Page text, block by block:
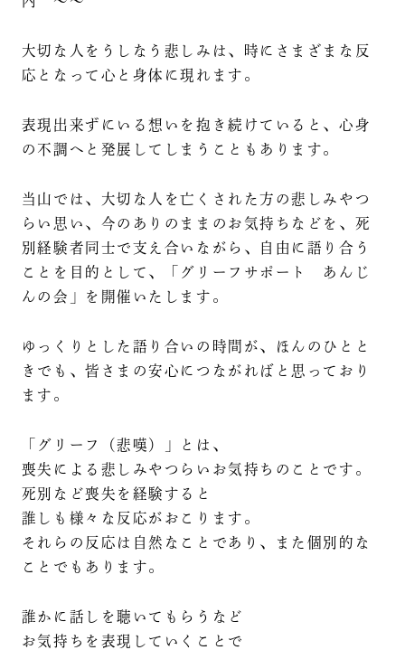
大切な人をうしなう悲しみは、時にさまざまな反
応となって心と身体に現れます。
表現出来ずにいる想いを抱き続けていると、心身
の不調へと発展してしまうこともあります。
当山では、大切な人を亡くされた方の悲しみやつ
らい思い、今のありのままのお気持ちなどを、死
別経験者同士で支え合いながら、自由に語り合う
ことを目的として、「グリーフサポート あんじ
んの会」を開催いたします。
ゆっくりとした語り合いの時間が、ほんのひとと
きでも、皆さまの安心につながればと思っており
ます。
「グリーフ（悲嘆）」とは、
喪失による悲しみやつらいお気持ちのことです。
死別など喪失を経験すると
誰しも様々な反応がおこります。
それらの反応は自然なことであり、また個別的な
ことでもあります。
誰かに話しを聴いてもらうなど
お気持ちを表現していくことで